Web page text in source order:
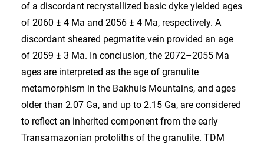
of a discordant recrystallized basic dyke yielded ages
of 2060 ± 4 Ma and 2056 ± 4 Ma, respectively. A
discordant sheared pegmatite vein provided an age
of 2059 ± 3 Ma. In conclusion, the 2072–2055 Ma
ages are interpreted as the age of granulite
metamorphism in the Bakhuis Mountains, and ages
older than 2.07 Ga, and up to 2.15 Ga, are considered
to reflect an inherited component from the early
Transamazonian protoliths of the granulite. TDM